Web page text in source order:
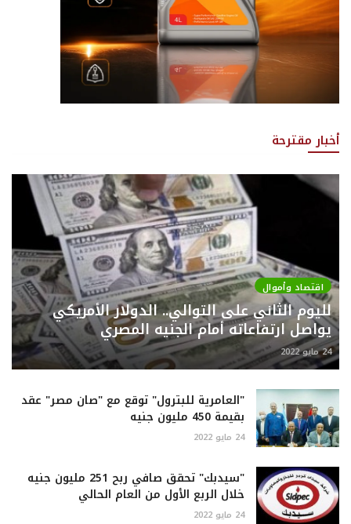
أخبار مقترحة
اقتصاد وأموال
لليوم الثاني على التوالي.. الدولار الأمريكي
يواصل ارتفاعاته أمام الجنيه المصري
24 مايو 2022
"العامرية للبترول" توقع مع "صان مصر" عقد
بقيمة 450 مليون جنيه
24 مايو 2022
"سيدبك" تحقق صافي ربح 251 مليون جنيه
خلال الربع الأول من العام الحالي
24 مايو 2022